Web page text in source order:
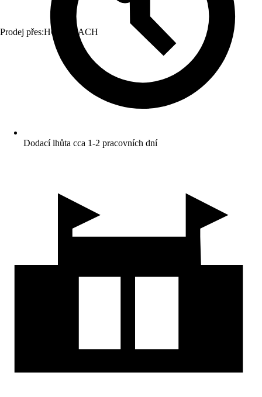
Prodej přes:HORNBACH
Dodací lhůta cca 1-2 pracovních dní